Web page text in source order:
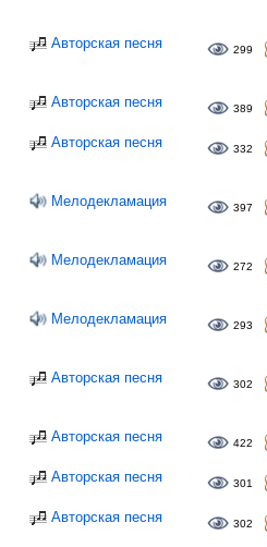
Авторская песня 299
Авторская песня 389
Авторская песня 332
Мелодекламация 397
Мелодекламация 272
Мелодекламация 293
Авторская песня 302
Авторская песня 422
Авторская песня 301
Авторская песня 302